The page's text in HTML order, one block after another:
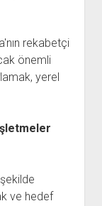
rekabetçi
önemli
yerel
ve hedef